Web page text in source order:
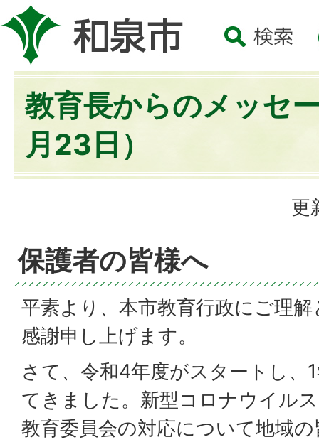
教育長からのメッセ
月23日）
更
保護者の皆様へ
平素より、本市教育行政にご理
感謝申し上げます。
さて、令和4年度がスタートし、
てきました。新型コロナウイル
教育委員会の対応について地域